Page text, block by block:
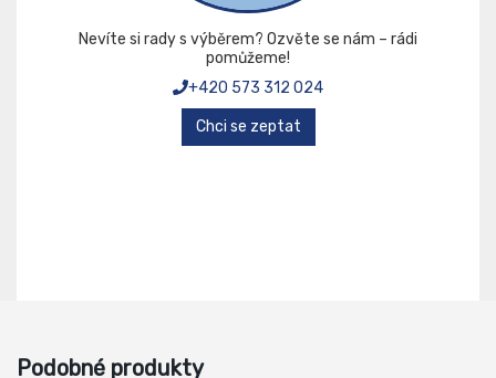
Nevíte si rady s výběrem? Ozvěte se nám – rádi
pomůžeme!
+420 573 312 024
Chci se zeptat
Podobné produkty